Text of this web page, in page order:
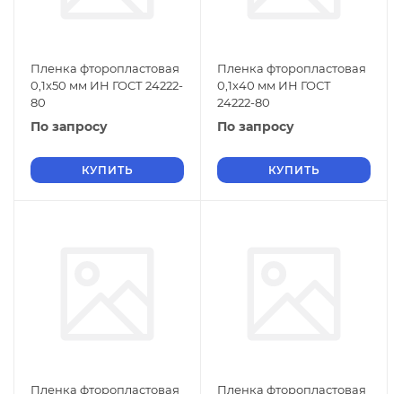
Пленка фторопластовая
0,1х50 мм ИН ГОСТ 24222-
80
По запросу
КУПИТЬ
Пленка фторопластовая
0,1х40 мм ИН ГОСТ
24222-80
По запросу
КУПИТЬ
Пленка фторопластовая Пленка фторопластовая